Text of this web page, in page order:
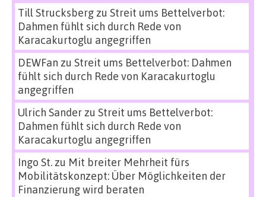
Till Strucksbergzu Streit ums Bettelverbot:
Dahmen fühlt sich durch Rede von
Karacakurtoglu angegriffen
DEWFan zu Streit ums Bettelverbot: Dahmen
fühlt sich durch Rede von Karacakurtoglu
angegriffen
Ulrich Sanderzu Streit ums Bettelverbot:
Dahmen fühlt sich durch Rede von
Karacakurtoglu angegriffen
Ingo St.zu Mit breiter Mehrheit fürs
Mobilitätskonzept: Über Möglichkeiten der
Finanzierung wird beraten